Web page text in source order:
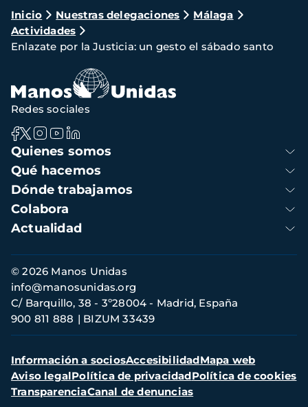
Ruta
de
navegación
Inicio Nuestras delegaciones
Málaga
Actividades
Enlazate por la Justicia: un gesto el sábado santo
Navegación
principal
Quienes somos
Qué hacemos
Dónde trabajamos
Colabora
Actualidad
Redes sociales
Información
de
contacto
© 2026 Manos Unidas
C/ Barquillo, 38 - 3º28004 - Madrid, España
900 811 888
BIZUM 33439
info@manosunidas.org
Menú
secundario
Información a sociosAccesibilidadMapa web
Aviso legalPolítica de privacidadPolítica de cookies
TransparenciaCanal de denuncias